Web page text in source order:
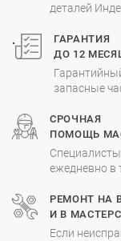
деталей
.
ГАРАНТИЯ
ДО 12
запасные
СРОЧНАЯ
ПОМОЩЬ
ежедневно в
РЕМОНТ НА
И В
Если